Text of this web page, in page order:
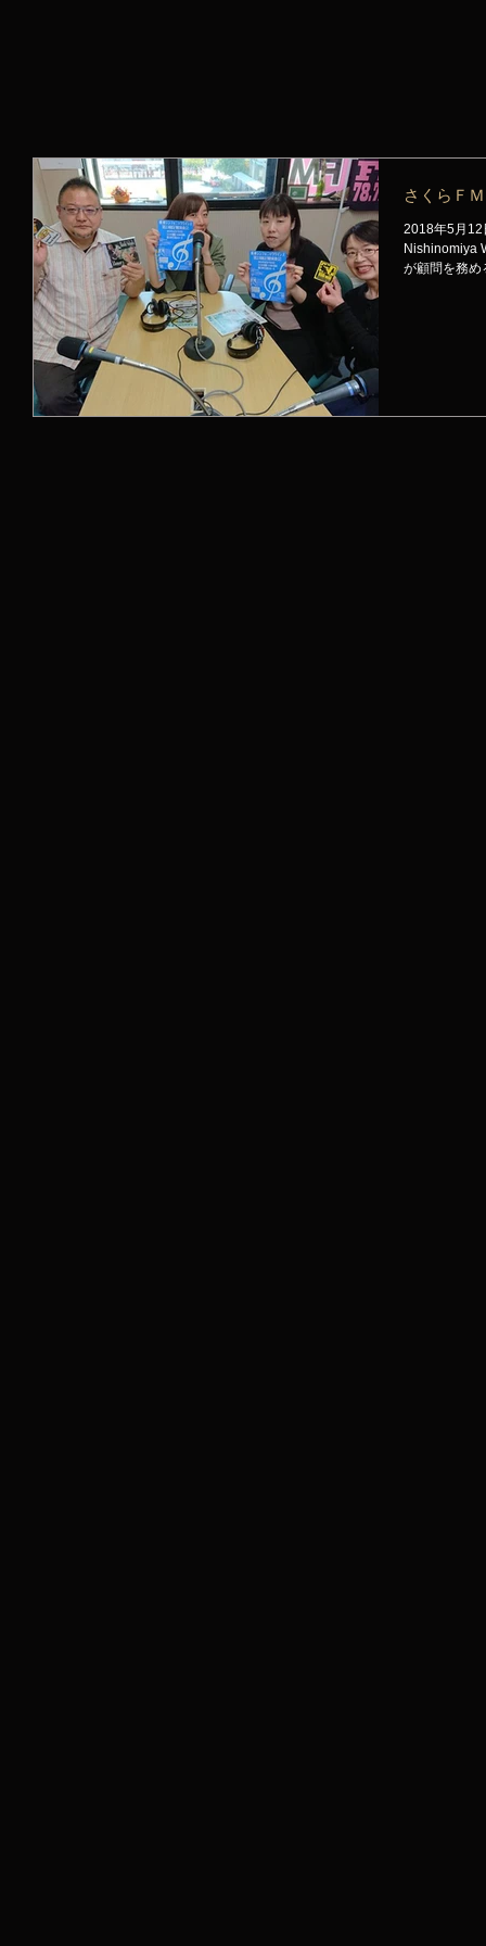
さくらＦ
2018年5月12
Nishinomiya
が顧問を務め